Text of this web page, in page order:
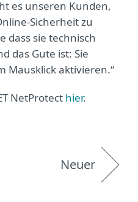
es unseren Kunden,
Sicherheit zu
dass sie technisch
das Gute ist: Sie
Mausklick aktivieren.“
NetProtect hier.
Neuer